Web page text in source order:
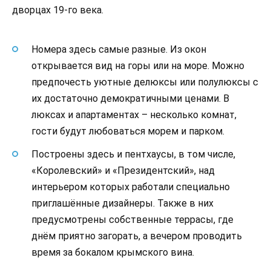
дворцах 19-го века.
Номера здесь самые разные. Из окон
открывается вид на горы или на море. Можно
предпочесть уютные делюксы или полулюксы с
их достаточно демократичными ценами. В
люксах и апартаментах – несколько комнат,
гости будут любоваться морем и парком.
Построены здесь и пентхаусы, в том числе,
«Королевский» и «Президентский», над
интерьером которых работали специально
приглашённые дизайнеры. Также в них
предусмотрены собственные террасы, где
днём приятно загорать, а вечером проводить
время за бокалом крымского вина.